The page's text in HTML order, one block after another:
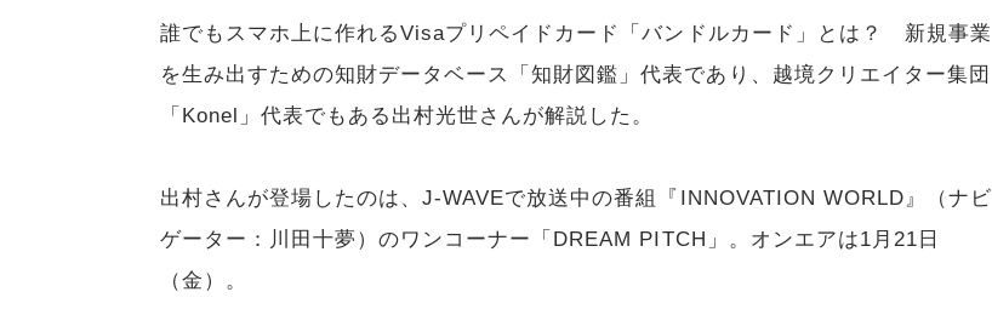
誰でもスマホ上に作れるVisaプリペイドカード「バンドルカード」とは？ 新規事業
を生み出すための知財データベース「知財図鑑」代表であり、越境クリエイター集団
「Konel」代表でもある出村光世さんが解説した。
出村さんが登場したのは、J-WAVEで放送中の番組『INNOVATION WORLD』（ナビ
ゲーター：川田十夢）のワンコーナー「DREAM PITCH」。オンエアは1月21日
（金）。